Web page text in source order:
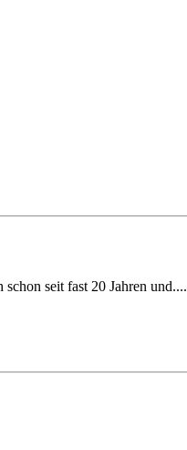
seit fast 20 Jahren und....